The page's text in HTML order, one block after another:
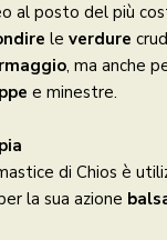
al posto del più
le verdure
, ma anche
e minestre.
di Chios è
la sua azione